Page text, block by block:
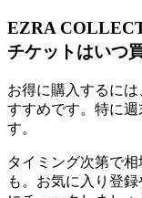
EZRA
チケットはいつ
お得に購入するに
すすめです。特に
す。
タイミング次第で
も。お気に入り登